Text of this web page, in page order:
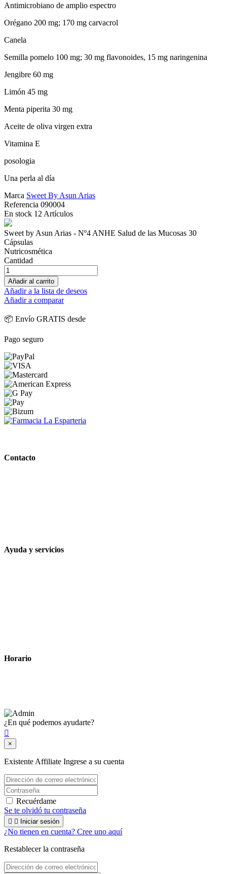
Antimicrobiano de amplio espectro
Orégano 200 mg; 170 mg carvacrol
Canela
Semilla pomelo 100 mg; 30 mg flavonoides, 15 mg naringenina
Jengibre 60 mg
Limón 45 mg
Menta piperita 30 mg
Aceite de oliva virgen extra
Vitamina E
posologia
Una perla al día
Marca Sweet By Asun Arias
Referencia 090004
En stock 12 Artículos
Sweet by Asun Arias - Nº4 ANHE Salud de las Mucosas 30
Cápsulas
Nutricosmética
Cantidad
Añadir al carrito
Añadir a la lista de deseos
Añadir a comparar
📦 Envío GRATIS desde
Pago seguro
Contacto
Ayuda y servicios
Horario
¿En qué podemos ayudarte?

×
Existente Affiliate Ingrese a su cuenta
Recuérdame
Se te olvidó tu contraseña
  Iniciar sesión
¿No tienen en cuenta? Cree uno aquí
Restablecer la contraseña